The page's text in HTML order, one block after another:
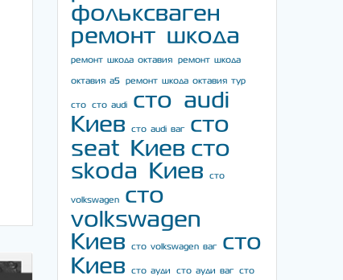
фольксваген
ремонт шкода
ремонт шкода октавия ремонт шкода
октавия а5 ремонт шкода октавия тур
сто сто audi
сто audi
Киев
сто audi ваг
сто
seat Киев сто
skoda Киев
сто
volkswagen
сто
volkswagen
Киев
сто volkswagen ваг
сто
Киев
сто ауди сто ауди ваг сто